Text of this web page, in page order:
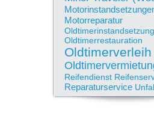
Motorreparatur
Oldtimerinstandsetzung
Oldtimerrestauration
Oldtimerverleih
Reifendienst
Reparaturservice